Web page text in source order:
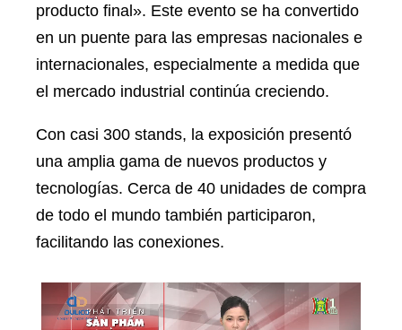
producto final». Este evento se ha convertido
en un puente para las empresas nacionales e
internacionales, especialmente a medida que
el mercado industrial continúa creciendo.
Con casi 300 stands, la exposición presentó
una amplia gama de nuevos productos y
tecnologías. Cerca de 40 unidades de compra
de todo el mundo también participaron,
facilitando las conexiones.